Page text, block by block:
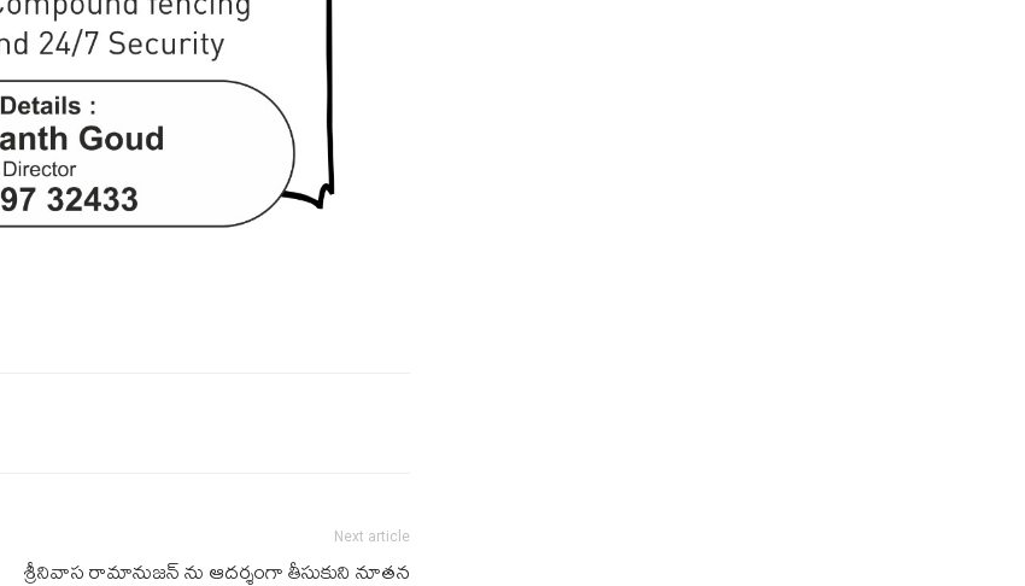
Next article
శ్రీనివాస రామానుజన్ ను ఆదర్శంగా తీసుకుని నూతన